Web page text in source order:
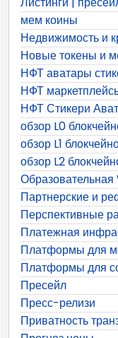
мем коины
Недвижимость и
Новые токены и
НФТ аватары
НФТ
НФТ Стикери
обзор L0
обзор L1
обзор L2
Партнерские и
Перспективные
Платежная
Платформы для
Платформы для
Пресейл
Пресс-релизи
Приватность